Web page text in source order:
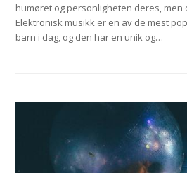
humøret og personligheten deres, men
Elektronisk musikk er en av de mest
barn i dag, og den har en unik og…